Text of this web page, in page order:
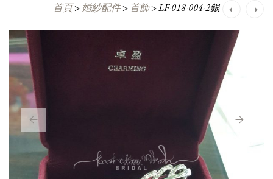
首頁> 婚紗配件> 首飾>LF-018-004-2銀
Post
navigation